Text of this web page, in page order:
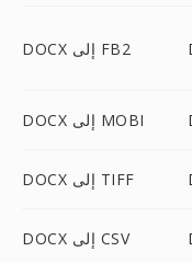
DOCX إلى FB2
DOCX إلى MOBI
DOCX إلى TIFF
DOCX إلى CSV